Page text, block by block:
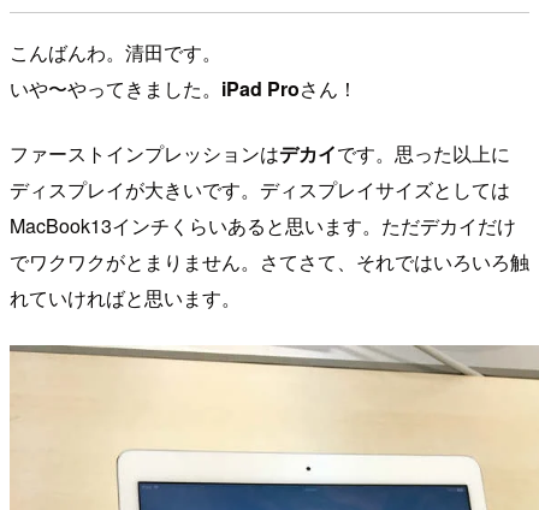
こんばんわ。清田です。
いや〜やってきました。 iPad Proさん！
ファーストインプレッションはデカイです。思った以上に
ディスプレイが大きいです。ディスプレイサイズとしては
MacBook13インチくらいあると思います。ただデカイだけ
でワクワクがとまりません。さてさて、それではいろいろ触
れていければと思います。